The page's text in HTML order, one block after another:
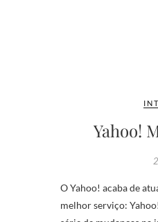
Yahoo!
O Yahoo! acaba de
melhor serviço: